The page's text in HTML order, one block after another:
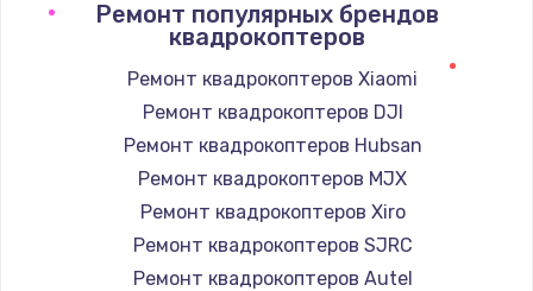
Ремонт популярных брендов
квадрокоптеров
Ремонт квадрокоптеров Xiaomi
Ремонт квадрокоптеров DJI
Ремонт квадрокоптеров Hubsan
Ремонт квадрокоптеров MJX
Ремонт квадрокоптеров Xiro
Ремонт квадрокоптеров SJRC
Ремонт квадрокоптеров Autel